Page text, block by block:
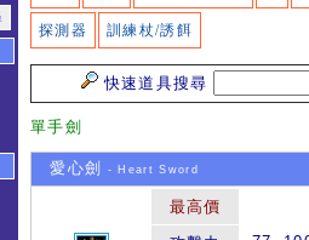
探測器 訓練杖/誘餌
快速道具搜尋
單手劍
愛心劍 - Heart Sword
最高價